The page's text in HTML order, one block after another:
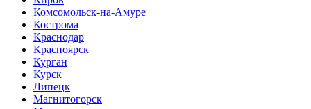
Комсомольск-на-Амуре
Кострома
Краснодар
Красноярск
Курган
Курск
Липецк
Магнитогорск